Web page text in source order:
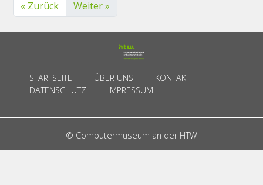
« Zurück Weiter »
STARTSEITE ÜBER UNS
KONTAKT
DATENSCHUTZ
IMPRESSUM
© Computermuseum an der HTW